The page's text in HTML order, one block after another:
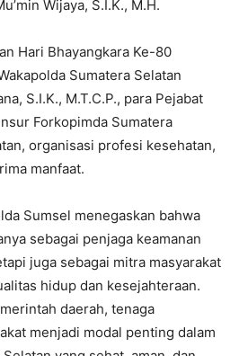
Wijaya, S.I.K., M.H.
Hari Bhayangkara Ke-80
Sumatera Selatan
S.I.K., M.T.C.P., para Pejabat
Forkopimda Sumatera
organisasi profesi kesehatan,
manfaat.
Sumsel menegaskan bahwa
sebagai penjaga keamanan
juga sebagai mitra masyarakat
hidup dan kesejahteraan.
daerah, tenaga
menjadi modal penting dalam